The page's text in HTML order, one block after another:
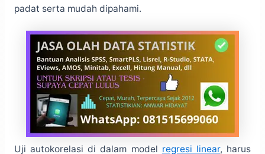
padat serta mudah dipahami.
Uji autokorelasi di dalam model regresi linear, harus